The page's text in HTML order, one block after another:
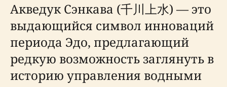
Акведук Сэнкава (千川上水) — это
выдающийся символ инноваций
периода Эдо, предлагающий
редкую возможность заглянуть в
историю управления водными